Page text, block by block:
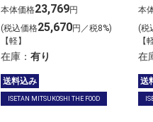
オイル 12本セット
本体価格23,769円
(税込価格25,670円／税8%)
【軽】
在庫： 有り
送料込み
ISETAN MITSUKOSHI THE FOOD
本
(税
【
在
送